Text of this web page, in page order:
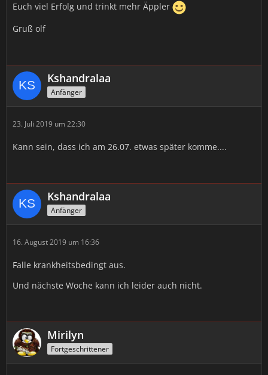
Euch viel Erfolg und trinkt mehr Äppler
Gruß olf
Kshandralaa
Anfänger
23. Juli 2019 um 22:30
Kann sein, dass ich am 26.07. etwas später komme....
Kshandralaa
Anfänger
16. August 2019 um 16:36
Falle krankheitsbedingt aus.
Und nächste Woche kann ich leider auch nicht.
Mirilyn
Fortgeschrittener